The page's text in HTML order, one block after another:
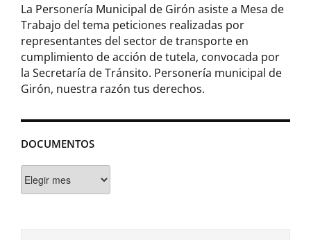
DOCUMENTOS
La Personería Municipal de Girón asiste a Mesa de
Trabajo del tema peticiones realizadas por
representantes del sector de transporte en
cumplimiento de acción de tutela, convocada por
la Secretaría de Tránsito. Personería municipal de
Girón, nuestra razón tus derechos.